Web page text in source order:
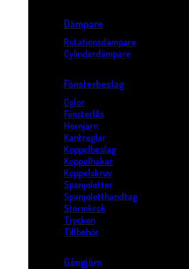
Dämpare
Rotationsdämpare
Cylinderdämpare
Fönsterbeslag
Öglor
Fönsterlås
Hörnjärn
Kantreglar
Koppelbeslag
Koppelhakar
Koppelskruv
Spanjoletter
Spanjoletthandtag
Stormkrok
Trycken
Tillbehör
Gångjärn